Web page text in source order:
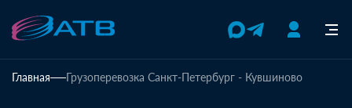
Главная Грузоперевозка Санкт-Петербург - Кувшиново